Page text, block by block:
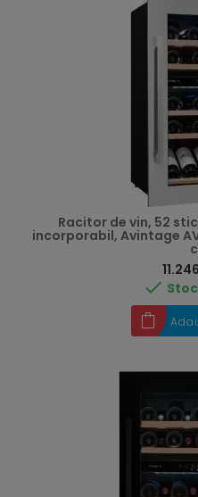
Racitor de vin, 52
incorporabil, Avintage
